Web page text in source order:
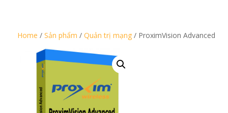
Home / Sản phẩm / Quản trị mạng/ ProximVision Advanced